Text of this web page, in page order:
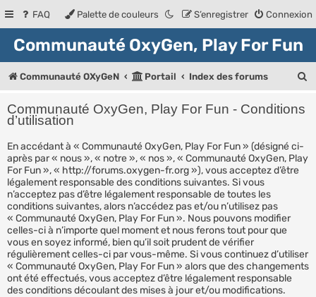
FAQ Connexion
S’enregistrer
Palette de couleurs
Communauté OxyGen, Play For Fun
Communauté OXyGeN Portail Index des forums
Communauté OxyGen, Play For Fun - Conditions
d’utilisation
En accédant à « Communauté OxyGen, Play For Fun » (désigné ci-
après par « nous », « notre », « nos », « Communauté OxyGen, Play
For Fun », « http://forums.oxygen-fr.org »), vous acceptez d’être
légalement responsable des conditions suivantes. Si vous
n’acceptez pas d’être légalement responsable de toutes les
conditions suivantes, alors n’accédez pas et/ou n’utilisez pas
« Communauté OxyGen, Play For Fun ». Nous pouvons modifier
celles-ci à n’importe quel moment et nous ferons tout pour que
vous en soyez informé, bien qu’il soit prudent de vérifier
régulièrement celles-ci par vous-même. Si vous continuez d’utiliser
« Communauté OxyGen, Play For Fun » alors que des changements
ont été effectués, vous acceptez d’être légalement responsable
des conditions découlant des mises à jour et/ou modifications.